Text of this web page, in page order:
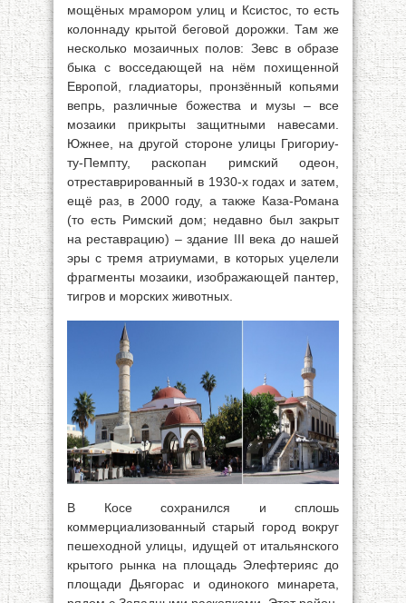
мощёных мрамором улиц и Ксистос, то есть
колоннаду крытой беговой дорожки. Там же
несколько мозаичных полов: Зевс в образе
быка с восседающей на нём похищенной
Европой, гладиаторы, пронзённый копьями
вепрь, различные божества и музы – все
мозаики прикрыты защитными навесами.
Южнее, на другой стороне улицы Григориу-
ту-Пемпту, раскопан римский одеон,
отреставрированный в 1930-х годах и затем,
ещё раз, в 2000 году, а также Каза-Романа
(то есть Римский дом; недавно был закрыт
на реставрацию) – здание III века до нашей
эры с тремя атриумами, в которых уцелели
фрагменты мозаики, изображающей пантер,
тигров и морских животных.
В Косе сохранился и сплошь
коммерциализованный старый город вокруг
пешеходной улицы, идущей от итальянского
крытого рынка на площадь Элефтерияс до
площади Дьягорас и одинокого минарета,